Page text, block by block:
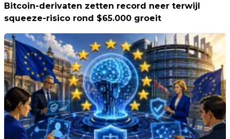
Bitcoin-derivaten zetten record neer terwijl
squeeze-risico rond $65.000 groeit